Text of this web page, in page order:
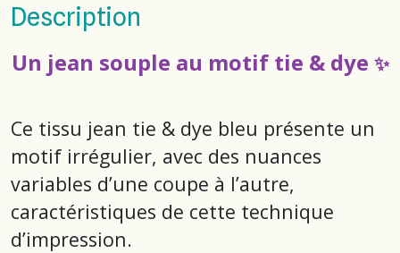
Description
Un jean souple au motif tie & dye ✨
Ce tissu jean tie & dye bleu présente un
motif irrégulier, avec des nuances
variables d’une coupe à l’autre,
caractéristiques de cette technique
d’impression.